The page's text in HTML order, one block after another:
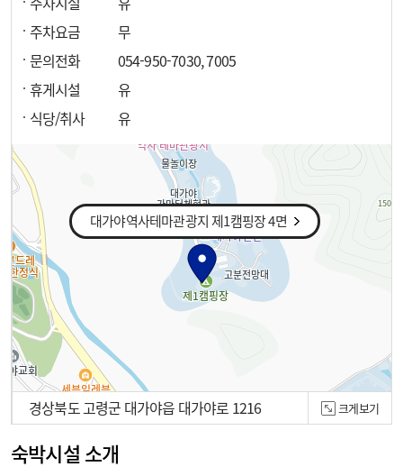
주차요금
무
문의전화
054-950-7030, 7005
휴게시설
유
식당/취사
유
대가야역사테마관광지 제1캠핑장 4면
100m
경상북도 고령군 대가야읍 대가야로 1216 크게보기
숙박시설 소개